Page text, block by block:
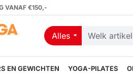
VANAF €150,-
Alles
Welk
zoekt
EN GEWICHTEN YOGA-PILATES